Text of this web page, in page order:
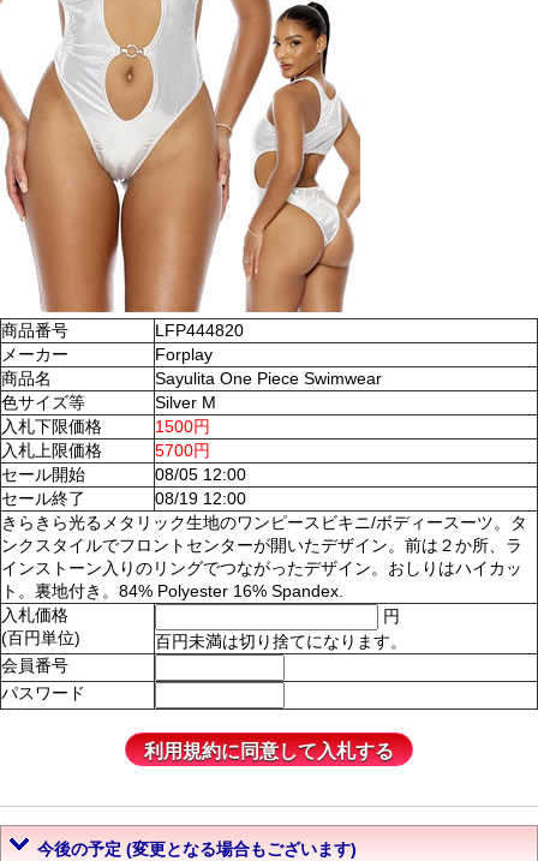
商品番号
LFP444820
メーカー
Forplay
商品名
Sayulita One Piece Swimwear
色サイズ等
Silver M
入札下限価格
1500円
入札上限価格
5700円
セール開始
08/05 12:00
セール終了
08/19 12:00
きらきら光るメタリック生地のワンピースビキニ/ボディースーツ。タ
ンクスタイルでフロントセンターが開いたデザイン。前は２か所、ラ
インストーン入りのリングでつながったデザイン。おしりはハイカッ
ト。裏地付き。84% Polyester 16% Spandex.
入札価格
(百円単位)
円
百円未満は切り捨てになります。
会員番号
パスワード
今後の予定 (変更となる場合もございます)